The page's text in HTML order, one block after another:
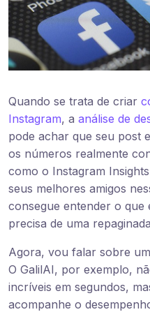
Quando se trata de criar
Instagram, a análise de
pode achar que seu post
os números realmente
como o Instagram
seus melhores amigos
consegue entender o que
precisa de uma
Agora, vou falar sobre
O GalilAI, por exemplo,
incríveis em segundos,
acompanhe o